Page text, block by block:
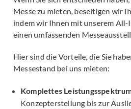
Messe zu mieten, beseitigen wir
indem wir Ihnen mit unserem
einen umfassenden
Hier sind die Vorteile, die Sie
Messestand bei uns mieten:
Komplettes
Konzepterstellung bis zur